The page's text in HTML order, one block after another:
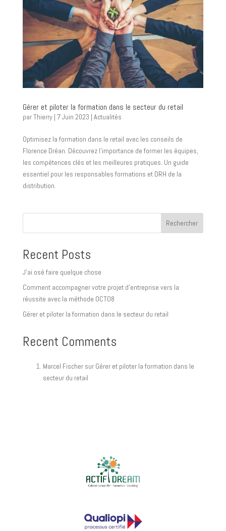
Gérer et piloter la formation dans le secteur du retail
parThierry| 7 Juin 2023 | Actualités
Optimisez la formation dans le retail avec les conseils de
Florence Dréan. Découvrez l’importance de former les équipes,
les compétences clés et les meilleures pratiques. Un guide
essentiel pour les responsables formations et DRH de la
distribution.
Rechercher
Recent Posts
J’ai osé faire quelque chose
Comment accompagner votre projet d’entreprise vers la
réussite avec la méthode OCTO8
Gérer et piloter la formation dans le secteur du retail
Recent Comments
Marcel Fischersur Gérer et piloter la formation dans le
secteur du retail